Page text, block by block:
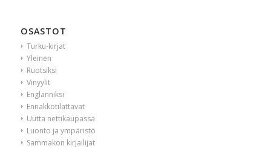
OSASTOT
Turku-kirjat
Yleinen
Ruotsiksi
Vinyylit
Englanniksi
Ennakkotilattavat
Uutta nettikaupassa
Luonto ja ympäristö
Sammakon kirjailijat